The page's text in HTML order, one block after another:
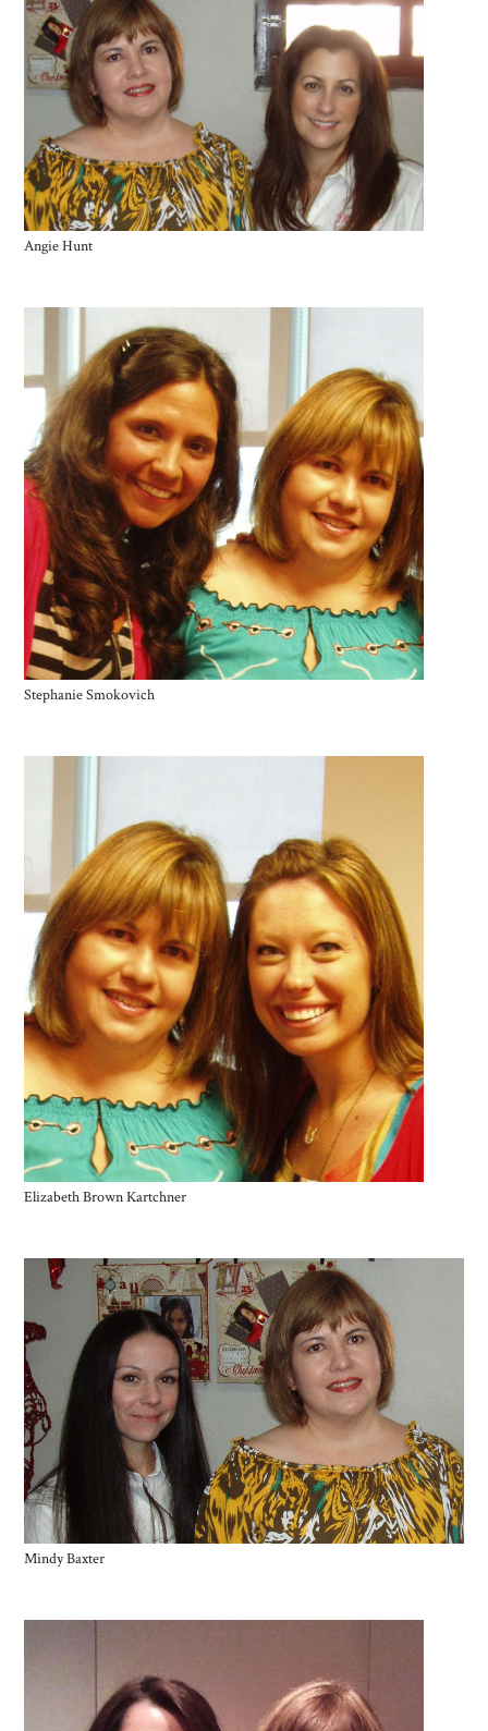
Angie Hunt
Stephanie Smokovich
Elizabeth Brown Kartchner
Mindy Baxter